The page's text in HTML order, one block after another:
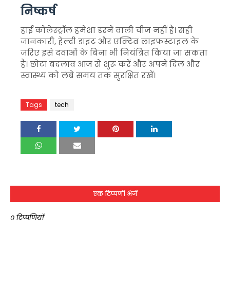
निष्कर्ष
हाई कोलेस्ट्रॉल हमेशा डरने वाली चीज नहीं है। सही
जानकारी, हेल्दी डाइट और एक्टिव लाइफस्टाइल के
जरिए इसे दवाओं के बिना भी नियंत्रित किया जा सकता
है। छोटा बदलाव आज से शुरू करें और अपने दिल और
स्वास्थ्य को लंबे समय तक सुरक्षित रखें।
Tags tech
एक टिप्पणी भेजें
0 टिप्पणियाँ